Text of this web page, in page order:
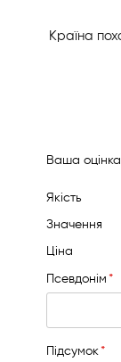
Вашa оцінка
Якість
Значення
Ціна
Псевдонім
Підсумок